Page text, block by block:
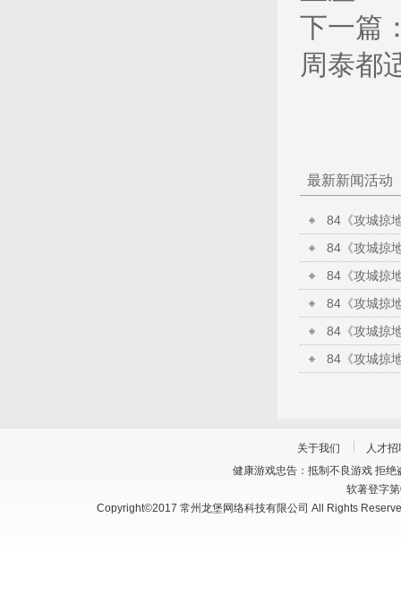
下一篇
周泰都
最新新闻活动
关于我们
人才招
健康游戏忠告：抵制不良游戏 拒
软著登字
Copyright©2017 常州龙堡网络科技有限公司 All Rights